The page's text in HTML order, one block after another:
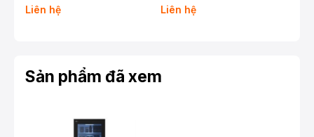
Liên hệ
Liên hệ
Sản phẩm đã xem